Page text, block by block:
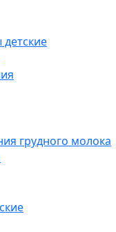
грудного молока